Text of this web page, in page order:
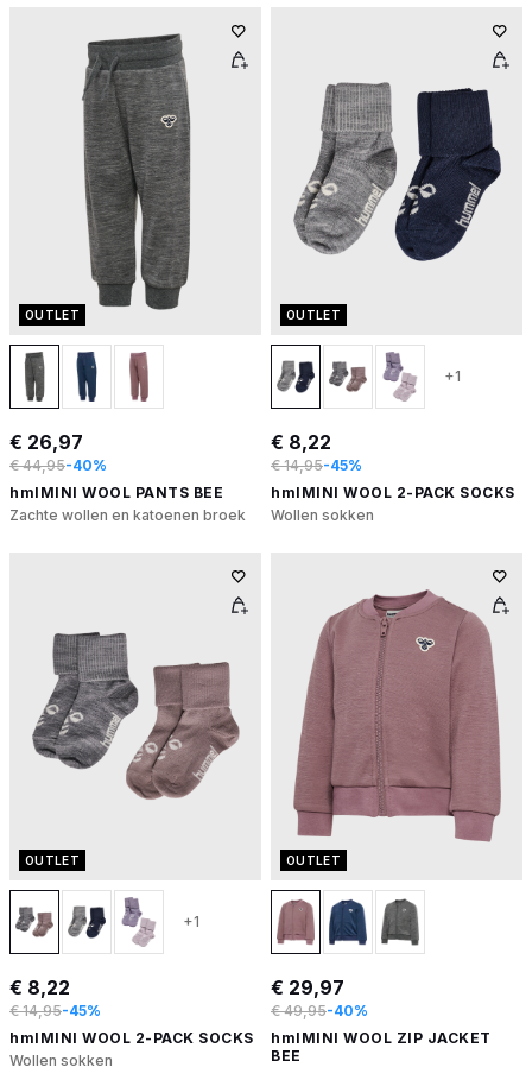
OUTLET
€ 26,97
€ 44,95-40%
hmlMINI WOOL PANTS BEE
Zachte wollen en katoenen broek
OUTLET
+1
€ 8,22
€ 14,95-45%
hmlMINI WOOL 2-PACK SOCKS
Wollen sokken
OUTLET
+1
€ 8,22
€ 14,95-45%
hmlMINI WOOL 2-PACK SOCKS
Wollen sokken
OUTLET
€ 29,97
€ 49,95-40%
hmlMINI WOOL ZIP JACKET
BEE